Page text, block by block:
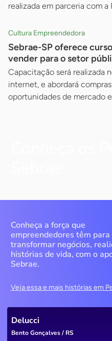
realizada em parceria com
Cultura Empreendedora
Sebrae-SP oferece
vender para o setor
Capacitação será realizada
internet, e abordará
oportunidades de mercado
Conheça a força que
empreendedores têm para
transformar negócios,
histórias de vida, com o
Sebrae.
Veja essa e mais histórias em
Delucci
Bento Gonçalves / RS